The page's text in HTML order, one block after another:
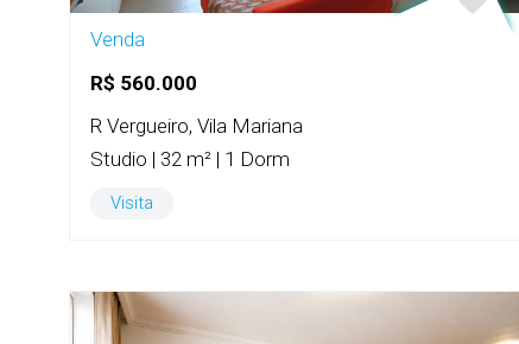
Venda
R$ 560.000
R Vergueiro, Vila Mariana
Studio | 32 m² | 1 Dorm
Visita